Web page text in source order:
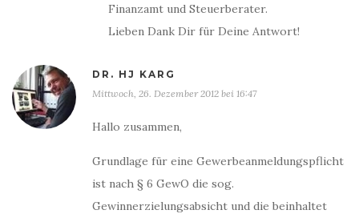
Finanzamt und Steuerberater.
Lieben Dank Dir für Deine Antwort!
DR. HJ KARG
Mittwoch, 26. Dezember 2012 bei 16:47
Hallo zusammen,
Grundlage für eine Gewerbeanmeldungspflicht
ist nach § 6 GewO die sog.
Gewinnerzielungsabsicht und die beinhaltet